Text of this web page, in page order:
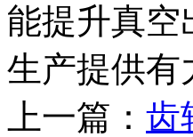
能提升真空
生产提供有
上一篇： 齿